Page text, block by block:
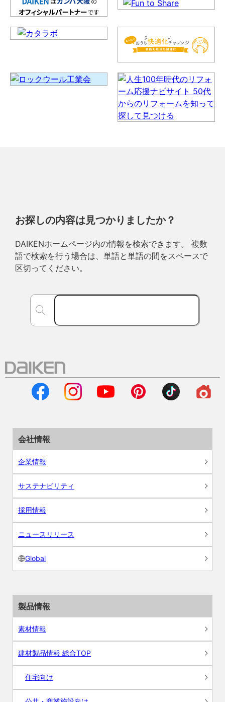
お探しの内容は見つかりましたか？
DAIKENホームページ内の情報を検索できます。 複数
語で検索を行う場合は、単語と単語の間をスペースで
区切ってください。
会社情報
企業情報
サステナビリティ
採用情報
ニュースリリース
Global
製品情報
素材情報
建材製品情報 総合TOP
住宅向け